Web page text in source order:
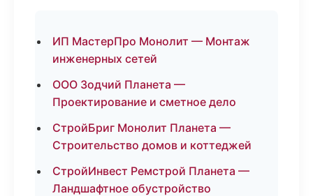
ИП МастерПро Монолит — Монтаж
инженерных сетей
ООО Зодчий Планета —
Проектирование и сметное дело
СтройБриг Монолит Планета —
Строительство домов и коттеджей
СтройИнвест Ремстрой Планета —
Ландшафтное обустройство